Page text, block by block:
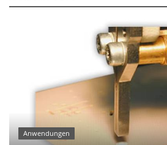
Anwendungen